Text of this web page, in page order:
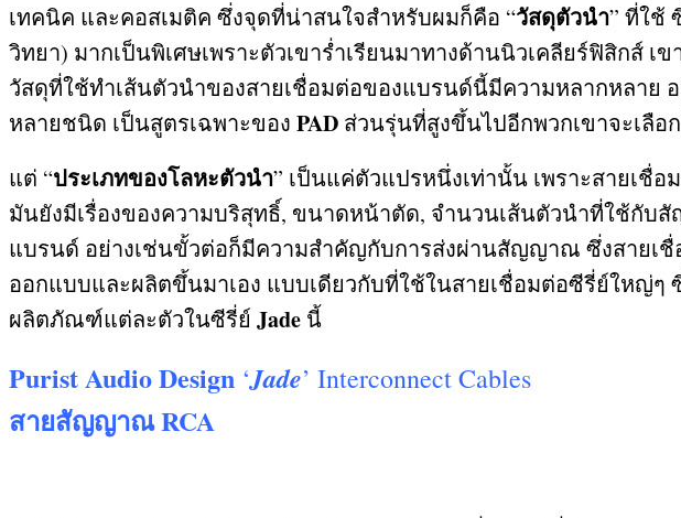
เทคนิค และคอสเมติค ซึ่งจุดที่น่าสนใจสำหรับผมก็คือ “วัสดุตัวนำ” ที่ใช้
วิทยา) มากเป็นพิเศษเพราะตัวเขาร่ำเรียนมาทางด้านนิวเคลียร์ฟิสิก
วัสดุที่ใช้ทำเส้นตัวนำของสายเชื่อมต่อของแบรนด์นี้มีความหลากหลาย
หลายชนิด เป็นสูตรเฉพาะของ PAD ส่วนรุ่นที่สูงขึ้นไปอีกพวกเขาจะเลือ
แต่ “ประเภทของโลหะตัวนำ” เป็นแค่ตัวแปรหนึ่งเท่านั้น เพราะสายเชื่
มันยังมีเรื่องของความบริสุทธิ์, ขนาดหน้าตัด, จำนวนเส้นตัวนำที่ใช้กับ
แบรนด์ อย่างเช่นขั้วต่อก็มีความสำคัญกับการส่งผ่านสัญญาณ ซึ่งสายเชื่
ออกแบบและผลิตขึ้นมาเอง แบบเดียวกับที่ใช้ในสายเชื่อมต่อซีรี่ย์ใหญ่
ผลิตภัณฑ์แต่ละตัวในซีรี่ย์ Jade นี้
Purist Audio Design ‘Jade’ Interconnect Cables
สายสัญญาณRCA